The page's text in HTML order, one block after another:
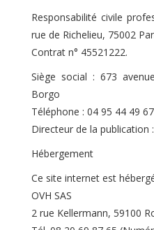
Responsabilité civile
rue de Richelieu, 75002
Contrat n° 45521222.
Siège social : 673
Borgo
Téléphone : 04 95 44 49 67
Directeur de la publication
Hébergement
Ce site internet est
OVH SAS
2 rue Kellermann, 59100